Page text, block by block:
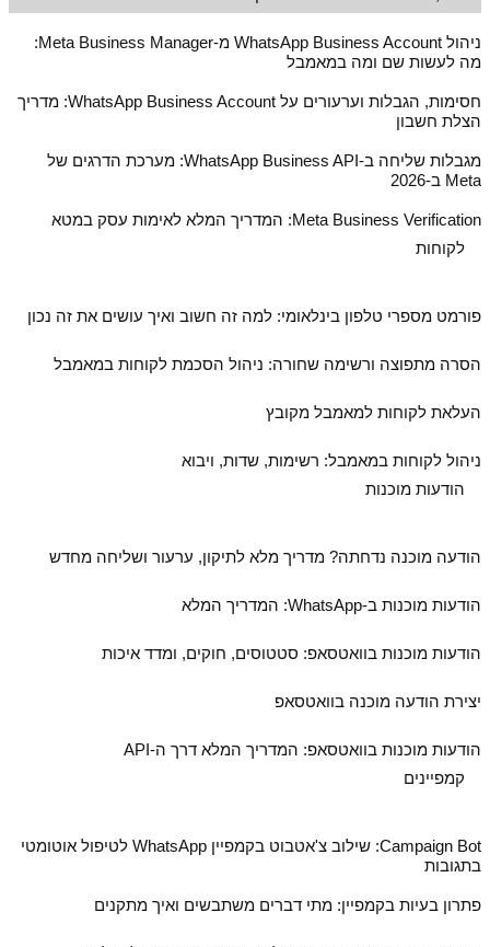
ניהול WhatsApp Business Account מ‑Meta Business Manager:
מה לעשות שם ומה במאמבל
חסימות, הגבלות וערעורים על WhatsApp Business Account: מדריך
הצלת חשבון
מגבלות שליחה ב‑WhatsApp Business API: מערכת הדרגים של
Meta ב‑2026
Meta Business Verification: המדריך המלא לאימות עסק במטא
לקוחות
פורמט מספרי טלפון בינלאומי: למה זה חשוב ואיך עושים את זה נכון
הסרה מתפוצה ורשימה שחורה: ניהול הסכמת לקוחות במאמבל
העלאת לקוחות למאמבל מקובץ
ניהול לקוחות במאמבל: רשימות, שדות, ויבוא
הודעות מוכנות
הודעה מוכנה נדחתה? מדריך מלא לתיקון, ערעור ושליחה מחדש
הודעות מוכנות ב‑WhatsApp: המדריך המלא
הודעות מוכנות בוואטסאפ: סטטוסים, חוקים, ומדד איכות
יצירת הודעה מוכנה בוואטסאפ
הודעות מוכנות בוואטסאפ: המדריך המלא דרך ה‑API
קמפיינים
Campaign Bot: שילוב צ'אטבוט בקמפיין WhatsApp לטיפול אוטומטי
בתגובות
פתרון בעיות בקמפיין: מתי דברים משתבשים ואיך מתקנים